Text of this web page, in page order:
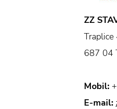
ZZ
687 04
Mobil:
E-mail: